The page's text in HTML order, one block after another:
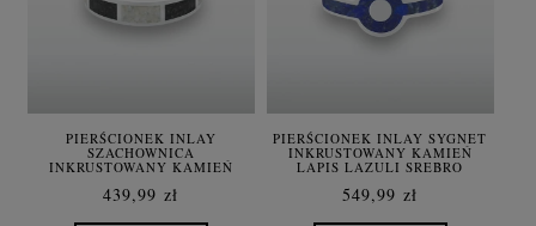
PIERŚCIONEK INLAY
SZACHOWNICA
INKRUSTOWANY KAMIEŃ
PERŁOWA SREBRO UNISEX
439,99 zł
PIERŚCIONEK INLAY SYGNET
INKRUSTOWANY KAMIEŃ
LAPIS LAZULI SREBRO
549,99 zł